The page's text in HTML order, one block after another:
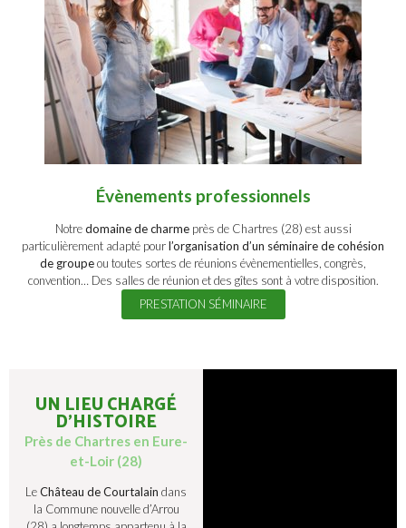
Évènements professionnels
Notredomaine de charmeprès de Chartres (28) est aussi
particulièrement adapté pourl’organisation d’un séminaire de cohésion
de groupeou toutes sortes de réunions évènementielles, congrès,
convention… Des salles de réunion et des gîtes sont à votre disposition.
PRESTATION SÉMINAIRE
UN LIEU CHARGÉ
D’HISTOIRE
Près de Chartres en Eure-
et-Loir (28)
LeChâteau de Courtalain dans
la Commune nouvelle d’Arrou